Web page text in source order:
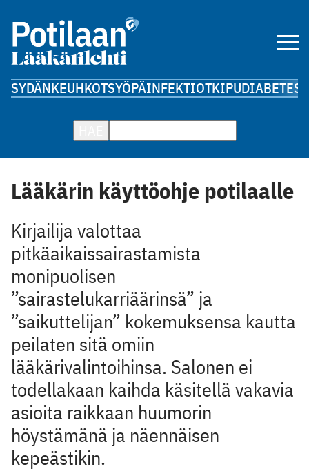
SYDÄNKEUHKOTSYÖPÄINFEKTIOTKIPUDIABETES
Lääkärin käyttöohje potilaalle
Kirjailija valottaa
pitkäaikaissairastamista
monipuolisen
”sairastelukarriäärinsä” ja
”saikuttelijan” kokemuksensa kautta
peilaten sitä omiin
lääkärivalintoihinsa. Salonen ei
todellakaan kaihda käsitellä vakavia
asioita raikkaan huumorin
höystämänä ja näennäisen
kepeästikin.